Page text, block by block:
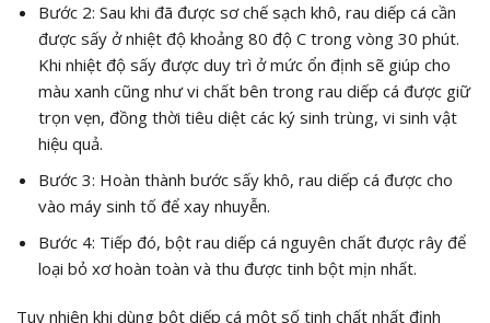
Bước 2: Sau khi đã được sơ chế sạch khô, rau diếp cá cần
được sấy ở nhiệt độ khoảng 80 độ C trong vòng 30 phút.
Khi nhiệt độ sấy được duy trì ở mức ổn định sẽ giúp cho
màu xanh cũng như vi chất bên trong rau diếp cá được giữ
trọn vẹn, đồng thời tiêu diệt các ký sinh trùng, vi sinh vật
hiệu quả.
Bước 3: Hoàn thành bước sấy khô, rau diếp cá được cho
vào máy sinh tố để xay nhuyễn.
Bước 4: Tiếp đó, bột rau diếp cá nguyên chất được rây để
loại bỏ xơ hoàn toàn và thu được tinh bột mịn nhất.
Tuy nhiên khi dùng bột diếp cá một số tinh chất nhất định